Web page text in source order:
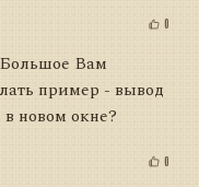
0
Вам
пример - вывод
новом окне?
0